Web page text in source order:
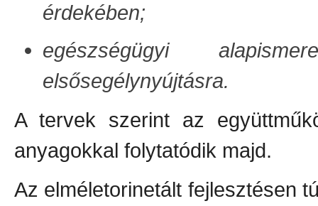
érdekében;
egészségügyi
elsősegélynyújtásra.
A tervek szerint az
anyagokkal folytatódik majd.
Az elméletorinetált fejlesztésen